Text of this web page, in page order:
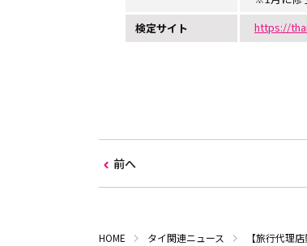
検定サイト
https://
前へ
HOME タイ関連ニュース 【旅行代理